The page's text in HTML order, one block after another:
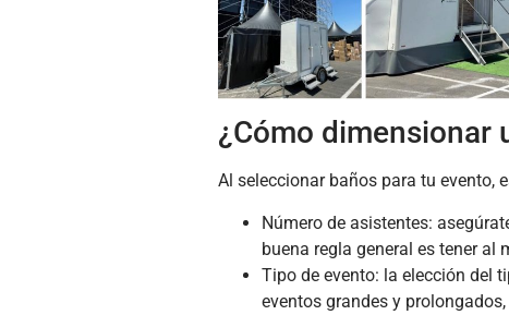
¿Cómo dimensionar
Al seleccionar baños para tu evento,
Número de asistentes:
buena regla general es tener al
Tipo de evento: la elección del
eventos grandes y